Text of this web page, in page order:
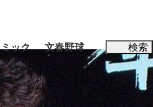
ー
ック 文春野球 検索